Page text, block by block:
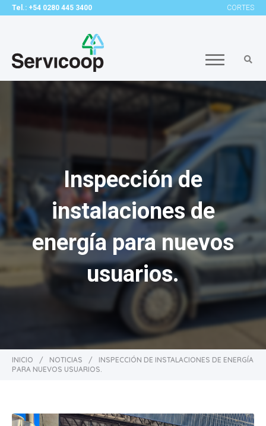
Tel.: +54 0280 445 3400 CORTES
Inspección de
instalaciones de
energía para nuevos
usuarios.
INICIO / NOTICIAS /
INSPECCIÓN DE INSTALACIONES DE ENERGÍA
PARA NUEVOS USUARIOS.